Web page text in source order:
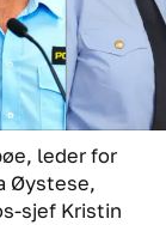
leder for
Øystese,
sjef Kristin